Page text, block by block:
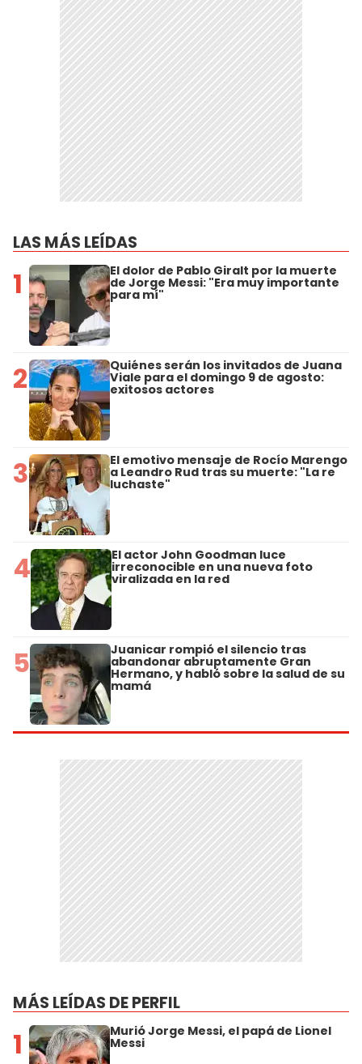
LAS MÁS LEÍDAS
1 El dolor de Pablo Giralt por la muerte
de Jorge Messi: "Era muy importante
para mí"
2 Quiénes serán los invitados de Juana
Viale para el domingo 9 de agosto:
exitosos actores
3 El emotivo mensaje de Rocío Marengo
a Leandro Rud tras su muerte: "La re
luchaste"
4 El actor John Goodman luce
irreconocible en una nueva foto
viralizada en la red
5 Juanicar rompió el silencio tras
abandonar abruptamente Gran
Hermano, y habló sobre la salud de su
mamá
MÁS LEÍDAS DE PERFIL
1 Murió Jorge Messi, el papá de Lionel
Messi